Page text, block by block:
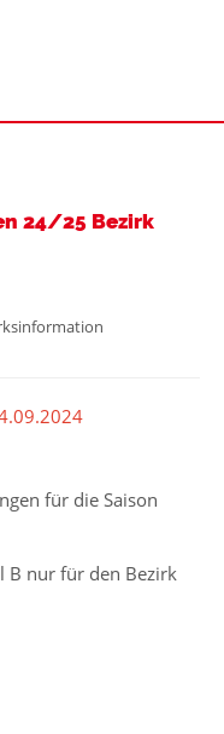
24/25 Bezirk
für die Saison
B nur für den Bezirk